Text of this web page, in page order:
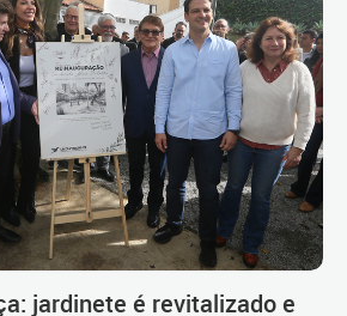
jardinete é revitalizado e